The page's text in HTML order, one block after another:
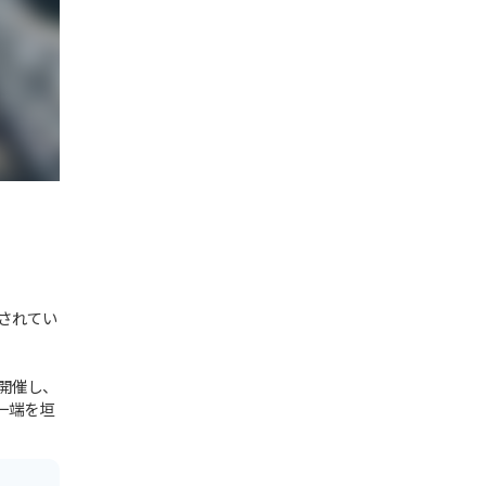
れてい
し、
端を垣